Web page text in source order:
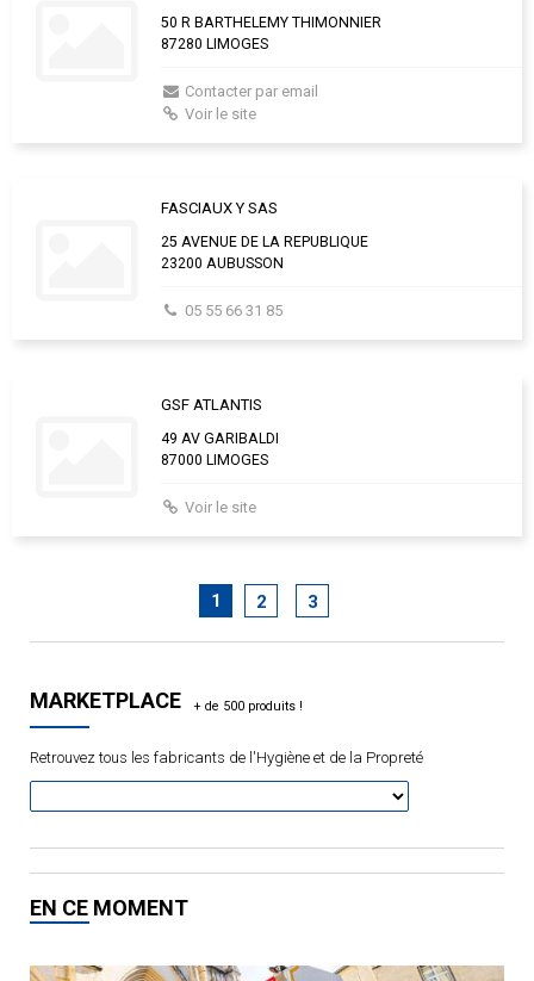
50 R BARTHELEMY THIMONNIER
87280 LIMOGES
Contacter par email
Voir le site
FASCIAUX Y SAS
25 AVENUE DE LA REPUBLIQUE
23200 AUBUSSON
05 55 66 31 85
GSF ATLANTIS
49 AV GARIBALDI
87000 LIMOGES
Voir le site
1 2 3
MARKETPLACE
Retrouvez tous les fabricants de l'Hygiène et de la Propreté
EN CE MOMENT